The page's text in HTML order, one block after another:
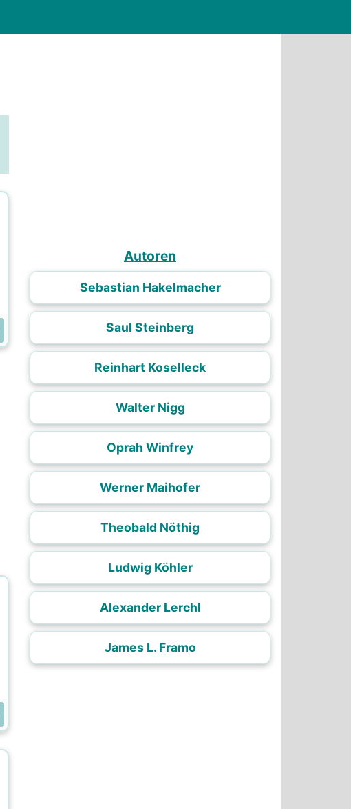
Autoren
Sebastian Hakelmacher
Saul Steinberg
Reinhart Koselleck
Walter Nigg
Oprah Winfrey
Werner Maihofer
Theobald Nöthig
Ludwig Köhler
Alexander Lerchl
James L. Framo